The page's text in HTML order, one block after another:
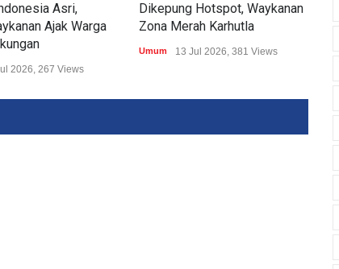
Asri,
Ajak Warga
2026, 267 Views
Dikepung Hotspot, Waykanan
Zona Merah Karhutla
Umum 13 Jul 2026, 381 Views